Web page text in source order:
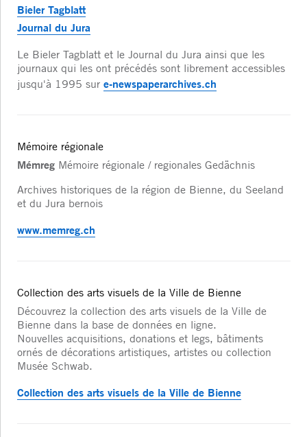
Bieler Tagblatt
Journal du Jura
Le Bieler Tagblatt et le Journal du Jura ainsi que les
journaux qui les ont précédés sont librement accessibles
jusqu'à 1995 sur e-newspaperarchives.ch
Mémoire régionale
Mémreg Mémoire régionale / regionales Gedächnis
Archives historiques de la région de Bienne, du Seeland
et du Jura bernois
www.memreg.ch
Collection des arts visuels de la Ville de Bienne
Découvrez la collection des arts visuels de la Ville de
Bienne dans la base de données en ligne.
Nouvelles acquisitions, donations et legs, bâtiments
ornés de décorations artistiques, artistes ou collection
Musée Schwab.
Collection des arts visuels de la Ville de Bienne